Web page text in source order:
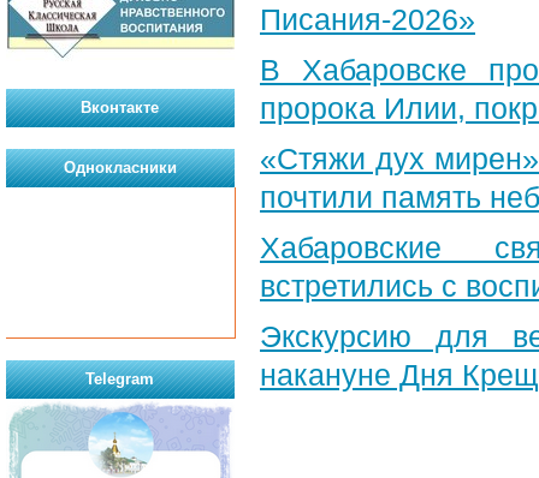
Писания-2026»
В Хабаровске
пророка Илии,
«Стяжи дух
почтили память
Хабаровские
встретились с
Экскурсию для
накануне Дня
Вконтакте
Однокласники
Telegram